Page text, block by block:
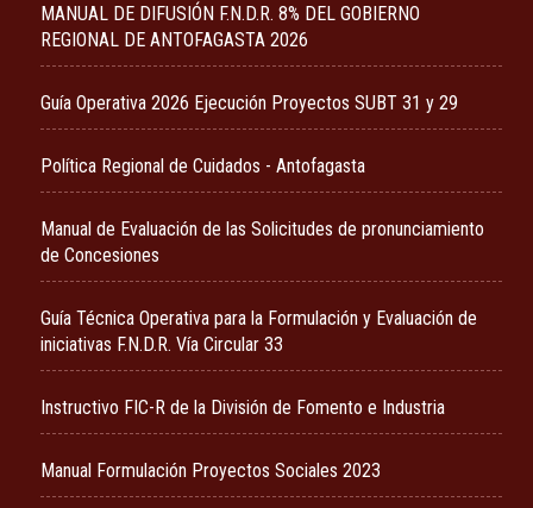
MANUAL DE DIFUSIÓN F.N.D.R. 8% DEL GOBIERNO
REGIONAL DE ANTOFAGASTA 2026
Guía Operativa 2026 Ejecución Proyectos SUBT 31 y 29
Política Regional de Cuidados - Antofagasta
Manual de Evaluación de las Solicitudes de pronunciamiento
de Concesiones
Guía Técnica Operativa para la Formulación y Evaluación de
iniciativas F.N.D.R. Vía Circular 33
Instructivo FIC-R de la División de Fomento e Industria
Manual Formulación Proyectos Sociales 2023